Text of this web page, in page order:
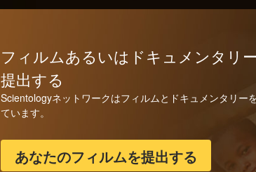
フィルムあるいはドキュメンタリ
提出する
Scientologyネットワークはフィルムとドキュメンタリー
ています。
あなたのフィルムを提出する